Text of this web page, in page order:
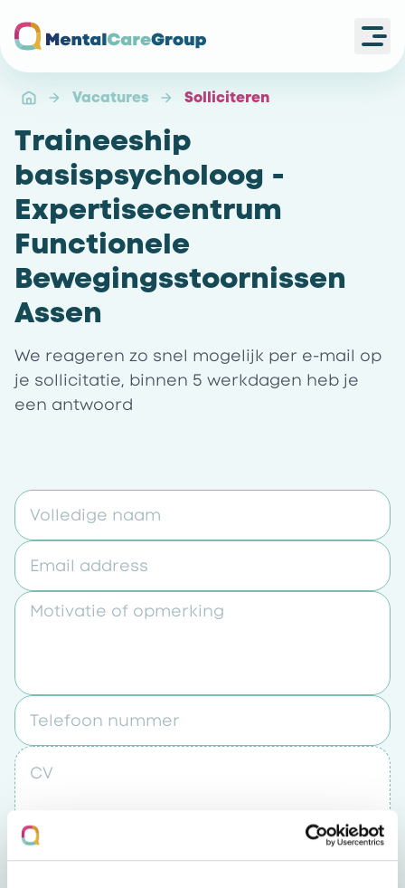
Vacatures Solliciteren
Traineeship
basispsycholoog -
Expertisecentrum
Functionele
Bewegingsstoornissen
Assen
We reageren zo snel mogelijk per e-mail op
je sollicitatie, binnen 5 werkdagen heb je
een antwoord
Volledige naam
Email address
Motivatie of opmerking
Telefoon nummer
CV